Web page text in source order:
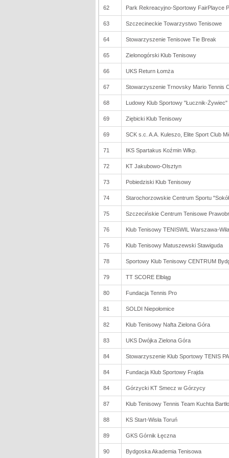
62 Park Rekreacyjno-Sportowy FairPlayce
63 Szczecineckie Towarzystwo Tenisowe
64 Stowarzyszenie Tenisowe Tie Break
65 Zielonogórski Klub Tenisowy
66 UKS Return Łomża
67 Stowarzyszenie Trnovsky Mario Tennis
68 Ludowy Klub Sportowy "Łucznik-Żywiec"
69 Ziębicki Klub Tenisowy
69 SCK s.c. A.A. Kuleszo, Elite Sport Club
71 IKS Spartakus Koźmin Wlkp.
72 KT Jakubowo-Olsztyn
73 Pobiedziski Klub Tenisowy
74 Starochorzowskie Centrum Sportu
75 Szczecińskie Centrum Tenisowe
76 Klub Tenisowy TENISWIL Warszawa-
76 Klub Tenisowy Matuszewski Stawiguda
78 Sportowy Klub Tenisowy CENTRUM
79 TT SCORE Elbląg
80 Fundacja Tennis Pro
81 SOLDI Niepołomice
82 Klub Tenisowy Nafta Zielona Góra
83 UKS Dwójka Zielona Góra
84 Stowarzyszenie Klub Sportowy TENIS
84 Fundacja Klub Sportowy Frajda
84 Górzycki KT Smecz w Górzycy
87 Klub Tenisowy Tennis Team Kuchta
88 KS Start-Wisła Toruń
89 GKS Górnik Łęczna
90 Bydgoska Akademia Tenisowa